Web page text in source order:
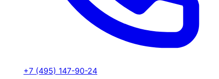
+7 (495) 147-90-24